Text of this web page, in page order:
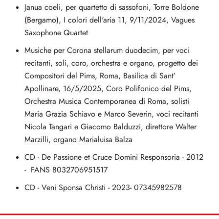
Janua coeli, per quartetto di sassofoni, Torre Boldone
(Bergamo), I colori dell'aria 11, 9/11/2024, Vagues
Saxophone Quartet
Musiche per Corona stellarum duodecim, per voci
recitanti, soli, coro, orchestra e organo, progetto dei
Compositori del Pims, Roma, Basilica di Sant’
Apollinare, 16/5/2025, Coro Polifonico del Pims,
Orchestra Musica Contemporanea di Roma, solisti
Maria Grazia Schiavo e Marco Severin, voci recitanti
Nicola Tangari e Giacomo Balduzzi, direttore Walter
Marzilli, organo Marialuisa Balza
CD - De Passione et Cruce Domini Responsoria - 2012
- FANS 8032706951517
CD - Veni Sponsa Christi - 2023- 07345982578